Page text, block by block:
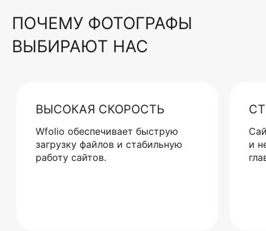
ПОЧЕМУ ФОТОГРАФЫ
ВЫБИРАЮТ НАС
ВЫСОКАЯ СКОРОСТЬ
Wfolio обеспечивает быструю
загрузку файлов и стабильную
работу сайтов.
и